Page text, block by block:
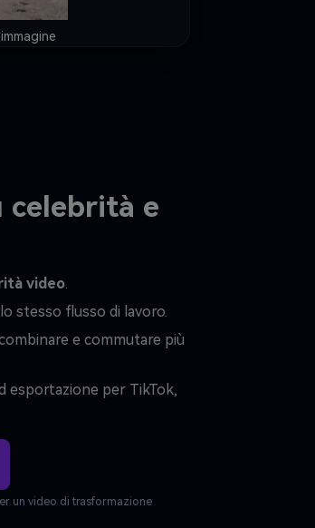
celebrità e
video.
stesso flusso di lavoro.
e commutare più
esportazione per TikTok,
un video di trasformazione